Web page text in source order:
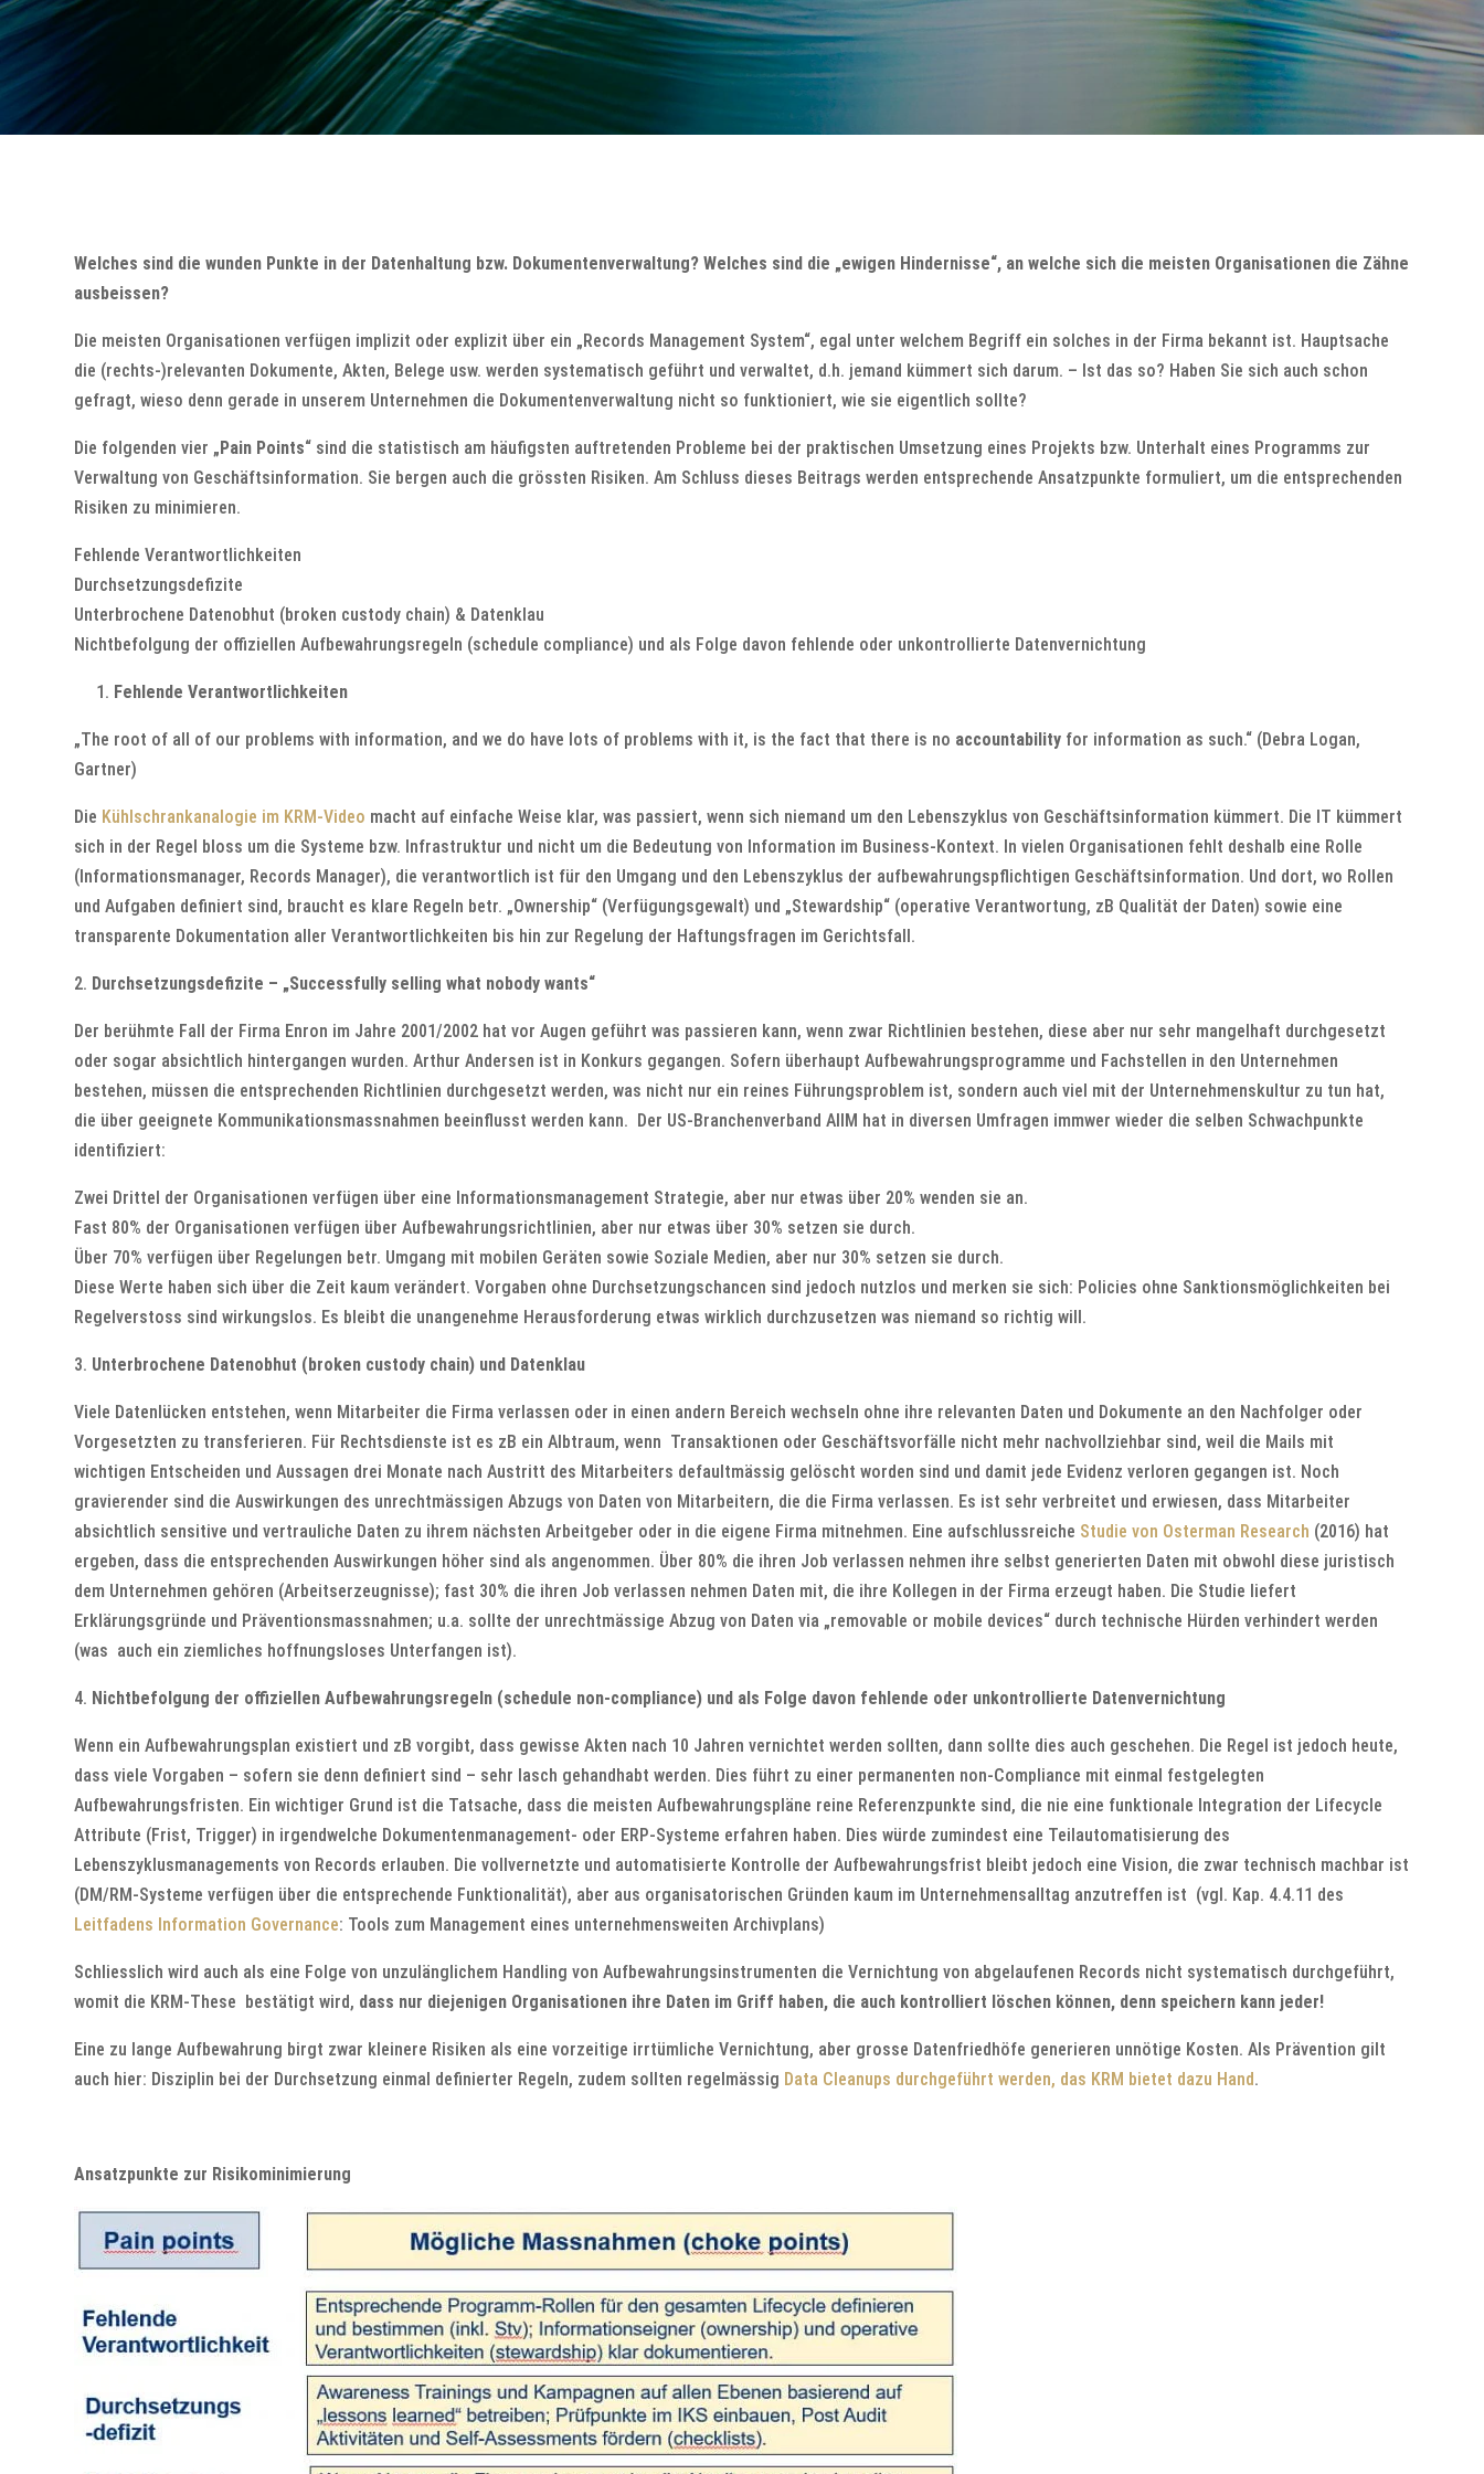
Welches sind die wunden Punkte in der Datenhaltung bzw. Dokumentenverwaltung? Welches sind die „ewigen Hindernisse“, an welche sich die meisten Organisationen die Zähne
ausbeissen?
Die meisten Organisationen verfügen implizit oder explizit über ein „Records Management System“, egal unter welchem Begriff ein solches in der Firma bekannt ist. Hauptsache
die (rechts-)relevanten Dokumente, Akten, Belege usw. werden systematisch geführt und verwaltet, d.h. jemand kümmert sich darum. – Ist das so? Haben Sie sich auch schon
gefragt, wieso denn gerade in unserem Unternehmen die Dokumentenverwaltung nicht so funktioniert, wie sie eigentlich sollte?
Die folgenden vier „Pain Points“ sind die statistisch am häufigsten auftretenden Probleme bei der praktischen Umsetzung eines Projekts bzw. Unterhalt eines Programms zur
Verwaltung von Geschäftsinformation. Sie bergen auch die grössten Risiken. Am Schluss dieses Beitrags werden entsprechende Ansatzpunkte formuliert, um die entsprechenden
Risiken zu minimieren.
Fehlende Verantwortlichkeiten
Durchsetzungsdefizite
Unterbrochene Datenobhut (broken custody chain) & Datenklau
Nichtbefolgung der offiziellen Aufbewahrungsregeln (schedule compliance) und als Folge davon fehlende oder unkontrollierte Datenvernichtung
Fehlende Verantwortlichkeiten
„The root of all of our problems with information, and we do have lots of problems with it, is the fact that there is no accountability for information as such.“ (Debra Logan,
Gartner)
Die Kühlschrankanalogie im KRM-Video macht auf einfache Weise klar, was passiert, wenn sich niemand um den Lebenszyklus von Geschäftsinformation kümmert. Die IT kümmert
sich in der Regel bloss um die Systeme bzw. Infrastruktur und nicht um die Bedeutung von Information im Business-Kontext. In vielen Organisationen fehlt deshalb eine Rolle
(Informationsmanager, Records Manager), die verantwortlich ist für den Umgang und den Lebenszyklus der aufbewahrungspflichtigen Geschäftsinformation. Und dort, wo Rollen
und Aufgaben definiert sind, braucht es klare Regeln betr. „Ownership“ (Verfügungsgewalt) und „Stewardship“ (operative Verantwortung, zB Qualität der Daten) sowie eine
transparente Dokumentation aller Verantwortlichkeiten bis hin zur Regelung der Haftungsfragen im Gerichtsfall.
2. Durchsetzungsdefizite – „Successfully selling what nobody wants“
Der berühmte Fall der Firma Enron im Jahre 2001/2002 hat vor Augen geführt was passieren kann, wenn zwar Richtlinien bestehen, diese aber nur sehr mangelhaft durchgesetzt
oder sogar absichtlich hintergangen wurden. Arthur Andersen ist in Konkurs gegangen. Sofern überhaupt Aufbewahrungsprogramme und Fachstellen in den Unternehmen
bestehen, müssen die entsprechenden Richtlinien durchgesetzt werden, was nicht nur ein reines Führungsproblem ist, sondern auch viel mit der Unternehmenskultur zu tun hat,
die über geeignete Kommunikationsmassnahmen beeinflusst werden kann. Der US-Branchenverband AIIM hat in diversen Umfragen immwer wieder die selben Schwachpunkte
identifiziert:
Zwei Drittel der Organisationen verfügen über eine Informationsmanagement Strategie, aber nur etwas über 20% wenden sie an.
Fast 80% der Organisationen verfügen über Aufbewahrungsrichtlinien, aber nur etwas über 30% setzen sie durch.
Über 70% verfügen über Regelungen betr. Umgang mit mobilen Geräten sowie Soziale Medien, aber nur 30% setzen sie durch.
Diese Werte haben sich über die Zeit kaum verändert. Vorgaben ohne Durchsetzungschancen sind jedoch nutzlos und merken sie sich: Policies ohne Sanktionsmöglichkeiten bei
Regelverstoss sind wirkungslos. Es bleibt die unangenehme Herausforderung etwas wirklich durchzusetzen was niemand so richtig will.
3. Unterbrochene Datenobhut (broken custody chain) und Datenklau
Viele Datenlücken entstehen, wenn Mitarbeiter die Firma verlassen oder in einen andern Bereich wechseln ohne ihre relevanten Daten und Dokumente an den Nachfolger oder
Vorgesetzten zu transferieren. Für Rechtsdienste ist es zB ein Albtraum, wenn Transaktionen oder Geschäftsvorfälle nicht mehr nachvollziehbar sind, weil die Mails mit
wichtigen Entscheiden und Aussagen drei Monate nach Austritt des Mitarbeiters defaultmässig gelöscht worden sind und damit jede Evidenz verloren gegangen ist. Noch
gravierender sind die Auswirkungen des unrechtmässigen Abzugs von Daten von Mitarbeitern, die die Firma verlassen. Es ist sehr verbreitet und erwiesen, dass Mitarbeiter
absichtlich sensitive und vertrauliche Daten zu ihrem nächsten Arbeitgeber oder in die eigene Firma mitnehmen. Eine aufschlussreiche Studie von Osterman Research (2016) hat
ergeben, dass die entsprechenden Auswirkungen höher sind als angenommen. Über 80% die ihren Job verlassen nehmen ihre selbst generierten Daten mit obwohl diese juristisch
dem Unternehmen gehören (Arbeitserzeugnisse); fast 30% die ihren Job verlassen nehmen Daten mit, die ihre Kollegen in der Firma erzeugt haben. Die Studie liefert
Erklärungsgründe und Präventionsmassnahmen; u.a. sollte der unrechtmässige Abzug von Daten via „removable or mobile devices“ durch technische Hürden verhindert werden
(was auch ein ziemliches hoffnungsloses Unterfangen ist).
4. Nichtbefolgung der offiziellen Aufbewahrungsregeln (schedule non-compliance) und als Folge davon fehlende oder unkontrollierte Datenvernichtung
Wenn ein Aufbewahrungsplan existiert und zB vorgibt, dass gewisse Akten nach 10 Jahren vernichtet werden sollten, dann sollte dies auch geschehen. Die Regel ist jedoch heute,
dass viele Vorgaben – sofern sie denn definiert sind – sehr lasch gehandhabt werden. Dies führt zu einer permanenten non-Compliance mit einmal festgelegten
Aufbewahrungsfristen. Ein wichtiger Grund ist die Tatsache, dass die meisten Aufbewahrungspläne reine Referenzpunkte sind, die nie eine funktionale Integration der Lifecycle
Attribute (Frist, Trigger) in irgendwelche Dokumentenmanagement- oder ERP-Systeme erfahren haben. Dies würde zumindest eine Teilautomatisierung des
Lebenszyklusmanagements von Records erlauben. Die vollvernetzte und automatisierte Kontrolle der Aufbewahrungsfrist bleibt jedoch eine Vision, die zwar technisch machbar ist
(DM/RM-Systeme verfügen über die entsprechende Funktionalität), aber aus organisatorischen Gründen kaum im Unternehmensalltag anzutreffen ist (vgl. Kap. 4.4.11 des
Leitfadens Information Governance: Tools zum Management eines unternehmensweiten Archivplans)
Schliesslich wird auch als eine Folge von unzulänglichem Handling von Aufbewahrungsinstrumenten die Vernichtung von abgelaufenen Records nicht systematisch durchgeführt,
womit die KRM-These bestätigt wird, dass nur diejenigen Organisationen ihre Daten im Griff haben, die auch kontrolliert löschen können, denn speichern kann jeder!
Eine zu lange Aufbewahrung birgt zwar kleinere Risiken als eine vorzeitige irrtümliche Vernichtung, aber grosse Datenfriedhöfe generieren unnötige Kosten. Als Prävention gilt
auch hier: Disziplin bei der Durchsetzung einmal definierter Regeln, zudem sollten regelmässig Data Cleanups durchgeführt werden, das KRM bietet dazu Hand.
Ansatzpunkte zur Risikominimierung